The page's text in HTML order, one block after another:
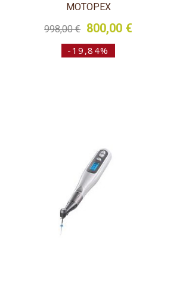
MOTOPEX
998,00 € 800,00 €
-19,84%